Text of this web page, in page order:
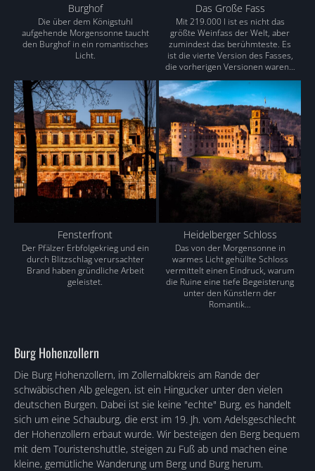
Burghof
Die über dem Königstuhl
aufgehende Morgensonne taucht
den Burghof in ein romantisches
Licht.
Das Große Fass
Mit 219.000 l ist es nicht das
größte Weinfass der Welt, aber
zumindest das berühmteste. Es
ist die vierte Version des Fasses,
die vorherigen Versionen waren…
Fensterfront
Der Pfälzer Erbfolgekrieg und ein
durch Blitzschlag verursachter
Brand haben gründliche Arbeit
geleistet.
Heidelberger Schloss
Das von der Morgensonne in
warmes Licht gehüllte Schloss
vermittelt einen Eindruck, warum
die Ruine eine tiefe Begeisterung
unter den Künstlern der
Romantik…
Burg Hohenzollern
Die Burg Hohenzollern, im Zollernalbkreis am Rande der
schwäbischen Alb gelegen, ist ein Hingucker unter den vielen
deutschen Burgen. Dabei ist sie keine "echte" Burg, es handelt
sich um eine Schauburg, die erst im 19. Jh. vom Adelsgeschlecht
der Hohenzollern erbaut wurde. Wir besteigen den Berg bequem
mit dem Touristenshuttle, steigen zu Fuß ab und machen eine
kleine, gemütliche Wanderung um Berg und Burg herum.